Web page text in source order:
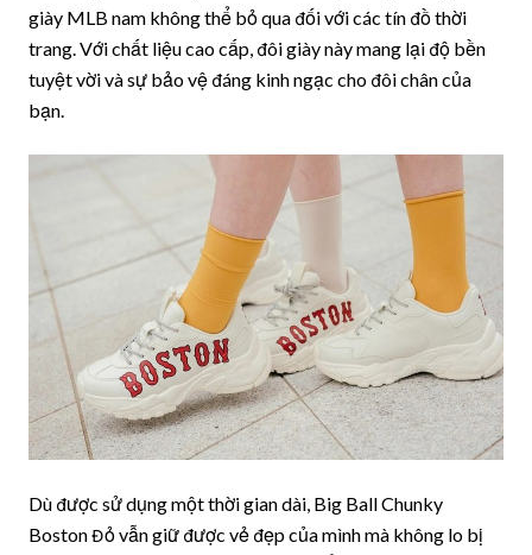
giày MLB nam không thể bỏ qua đối với các tín đồ thời
trang. Với chất liệu cao cấp, đôi giày này mang lại độ bền
tuyệt vời và sự bảo vệ đáng kinh ngạc cho đôi chân của
bạn.
Dù được sử dụng một thời gian dài, Big Ball Chunky
Boston Đỏ vẫn giữ được vẻ đẹp của mình mà không lo bị